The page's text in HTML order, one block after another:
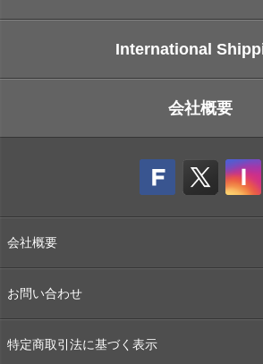
International
会社概要
会社概要
お問い合わせ
特定商取引法に基づく表示